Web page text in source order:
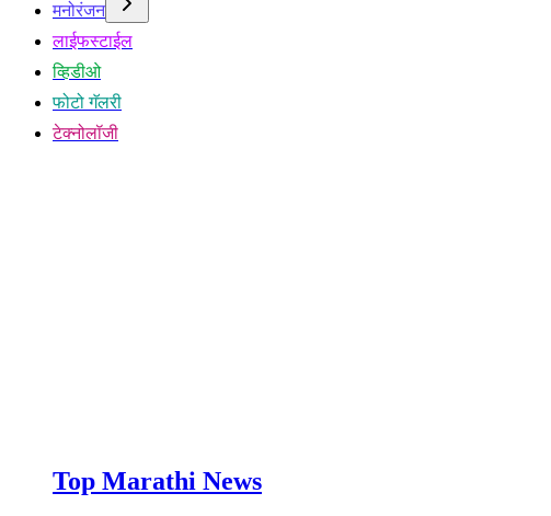
मनोरंजन
लाईफस्टाईल
व्हिडीओ
फोटो गॅलरी
टेक्नोलॉजी
Top Marathi News